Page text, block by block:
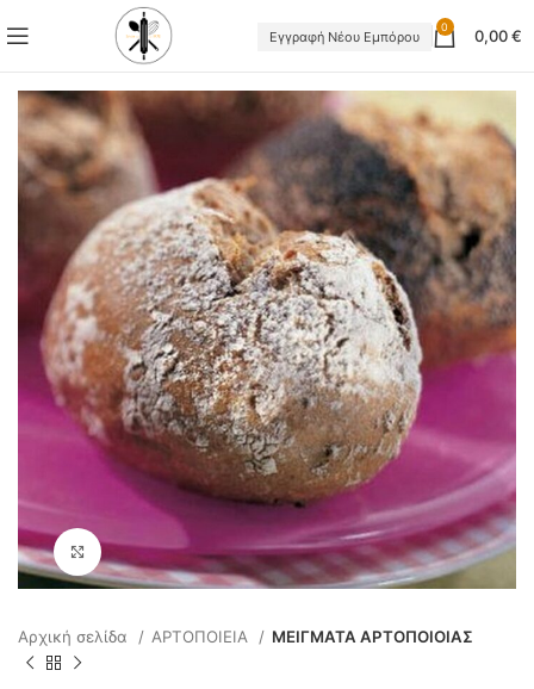
Εγγραφή Νέου Εμπόρου
0 0,00€
Click to enlarge
Αρχική σελίδα ΑΡΤΟΠΟΙΕΙΑ ΜΕΙΓΜΑΤΑ ΑΡΤΟΠΟΙΟΙΑΣ